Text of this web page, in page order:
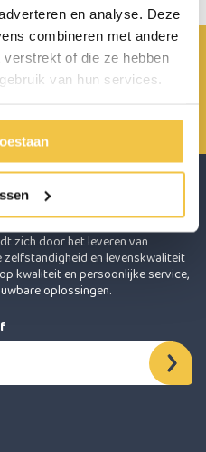
en analyse. Deze
combineren met andere
of die ze hebben
van hun services.
Milsbeek
zich door het leveren van
en levenskwaliteit
kwaliteit en persoonlijke service,
oplossingen.